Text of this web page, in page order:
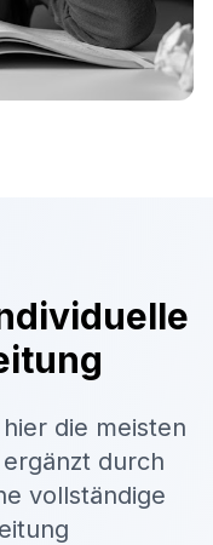
die meisten
durch
vollständige